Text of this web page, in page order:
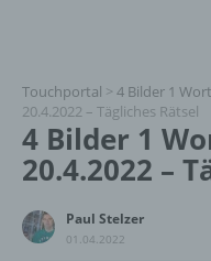
Touchportal > 4 Bilder 1 Wort
20.4.2022 – Tägliches Rätsel
4 Bilder 1
20.4.2022 –
Paul Stelzer
01.04.2022